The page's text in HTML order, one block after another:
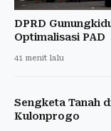
DPRD
Optimalisasi PAD
41 menit lalu
Sengketa Tanah
Kulonprogo